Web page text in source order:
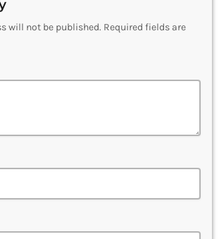
will not be published. Required fields are